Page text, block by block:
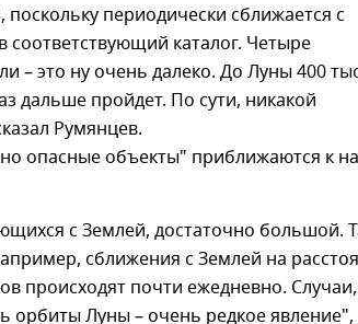
периодически сближается с
соответствующий каталог. Четыре
– это ну очень далеко. До Луны 400
дальше пройдет. По сути, никакой
Румянцев.
опасные объекты" приближаются к
с Землей, достаточно большой.
сближения с Землей на
происходят почти ежедневно. Случаи,
орбиты Луны – очень редкое явление",